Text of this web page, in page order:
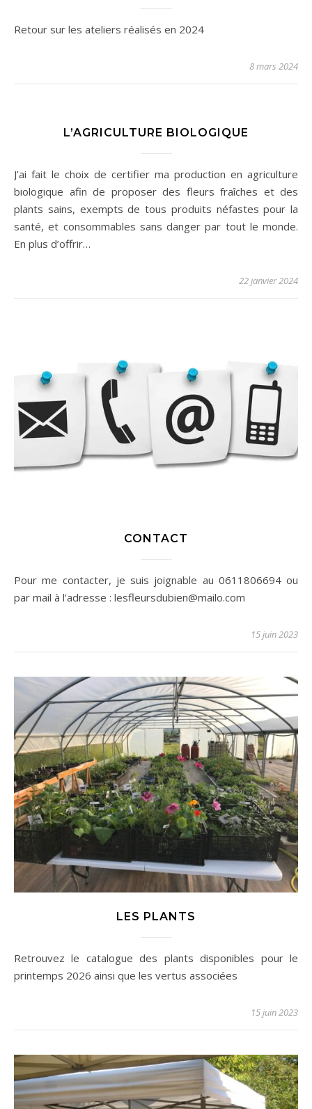
Retour sur les ateliers réalisés en 2024
8 mars 2024
L’AGRICULTURE BIOLOGIQUE
J’ai fait le choix de certifier ma production en agriculture
biologique afin de proposer des fleurs fraîches et des
plants sains, exempts de tous produits néfastes pour la
santé, et consommables sans danger par tout le monde.
En plus d’offrir…
22 janvier 2024
CONTACT
Pour me contacter, je suis joignable au 0611806694 ou
par mail à l’adresse : lesfleursdubien@mailo.com
15 juin 2023
LES PLANTS
Retrouvez le catalogue des plants disponibles pour le
printemps 2026 ainsi que les vertus associées
15 juin 2023